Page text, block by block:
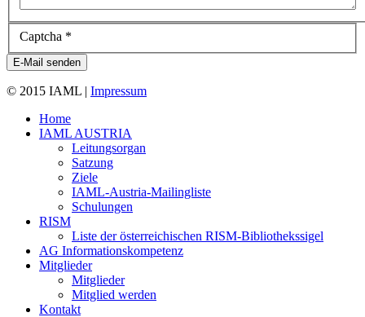
Captcha *
E-Mail senden
© 2015 IAML | Impressum
Home
IAML AUSTRIA
Leitungsorgan
Satzung
Ziele
IAML-Austria-Mailingliste
Schulungen
RISM
Liste der österreichischen RISM-Bibliothekssigel
AG Informationskompetenz
Mitglieder
Mitglieder
Mitglied werden
Kontakt